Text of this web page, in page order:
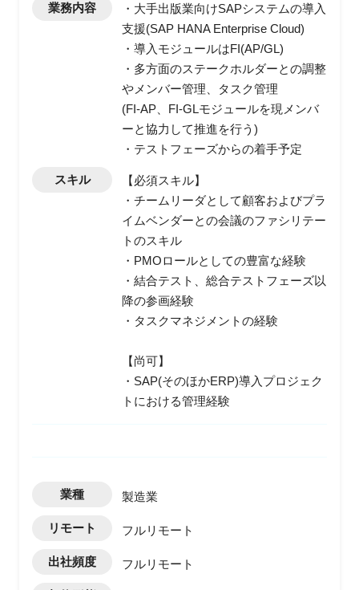
業務内容
・大手出版業向けSAPシステムの導入
支援(SAP HANA Enterprise Cloud)
・導入モジュールはFI(AP/GL)
・多方面のステークホルダーとの調整
やメンバー管理、タスク管理
(FI-AP、FI-GLモジュールを現メンバ
ーと協力して推進を行う)
・テストフェーズからの着手予定
スキル
【必須スキル】
・チームリーダとして顧客およびプラ
イムベンダーとの会議のファシリテー
トのスキル
・PMOロールとしての豊富な経験
・結合テスト、総合テストフェーズ以
降の参画経験
・タスクマネジメントの経験
【尚可】
・SAP(そのほかERP)導入プロジェク
トにおける管理経験
業種 製造業
リモート フルリモート
出社頻度 フルリモート